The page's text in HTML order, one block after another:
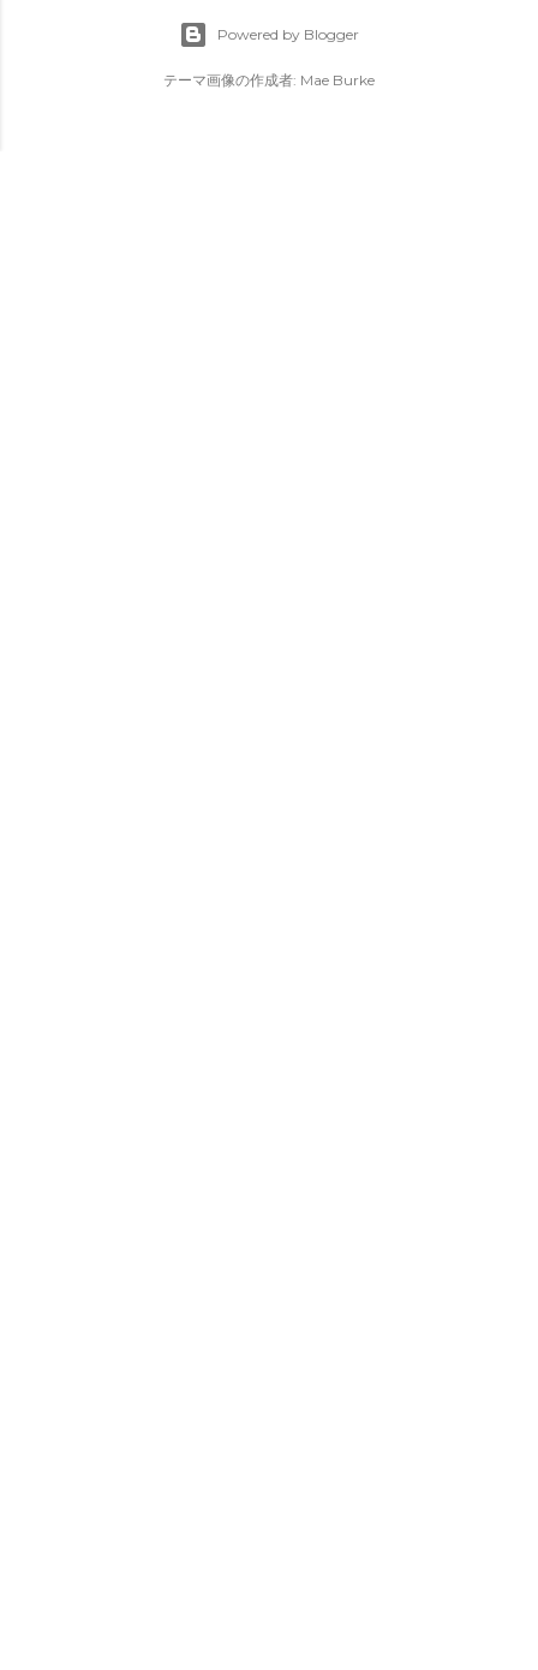
Powered by Blogger
テーマ画像の作成者: Mae Burke